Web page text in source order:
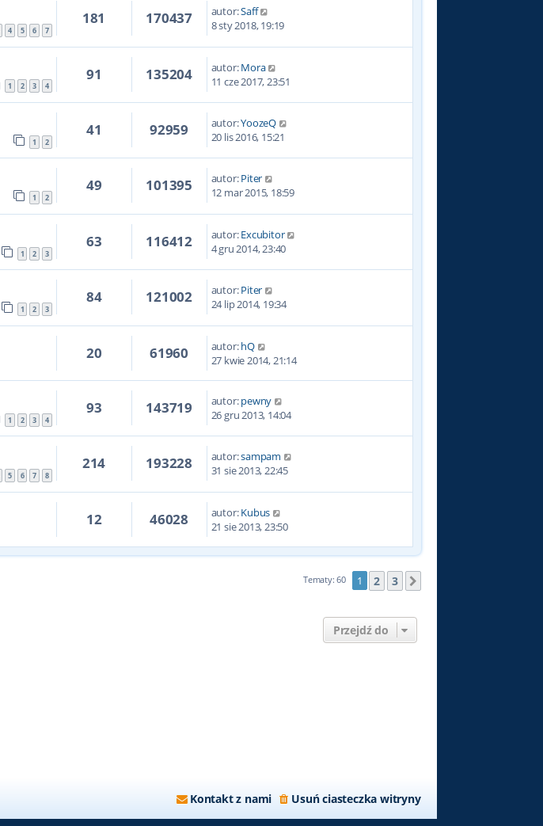
4 5 6 7
181 170437 autor:Saff
8 sty 2018, 19:19
1 2 3 4
91 135204 autor:Mora
11 cze 2017, 23:51
1 2
41 92959 autor:YoozeQ
20 lis 2016, 15:21
1 2
49 101395 autor:Piter
12 mar 2015, 18:59
1 2 3
63 116412 autor:Excubitor
4 gru 2014, 23:40
1 2 3
84 121002 autor:Piter
24 lip 2014, 19:34
20 61960 autor:hQ
27 kwie 2014, 21:14
1 2 3 4
93 143719 autor:pewny
26 gru 2013, 14:04
5 6 7 8
214 193228 autor:sampam
31 sie 2013, 22:45
12 46028 autor:Kubus
21 sie 2013, 23:50
Tematy: 60 1 2 3
Przejdź do
Usuń ciasteczka witryny
Kontakt z nami